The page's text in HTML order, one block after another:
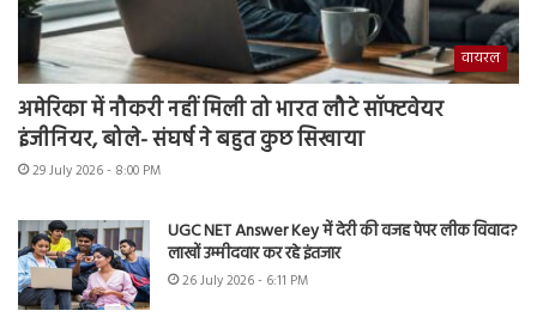
वायरल
अमेरिका में नौकरी नहीं मिली तो भारत लौटे सॉफ्टवेयर
इंजीनियर, बोले- संघर्ष ने बहुत कुछ सिखाया
29 July 2026 - 8:00 PM
UGC NET Answer Key में देरी की वजह पेपर लीक विवाद?
लाखों उम्मीदवार कर रहे इंतजार
26 July 2026 - 6:11 PM